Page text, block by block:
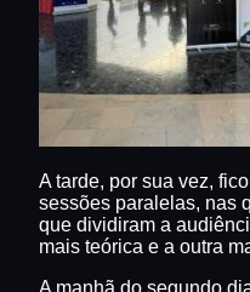
A tarde, por sua vez,
sessões paralelas, nas
que dividiram a
mais teórica e a outra